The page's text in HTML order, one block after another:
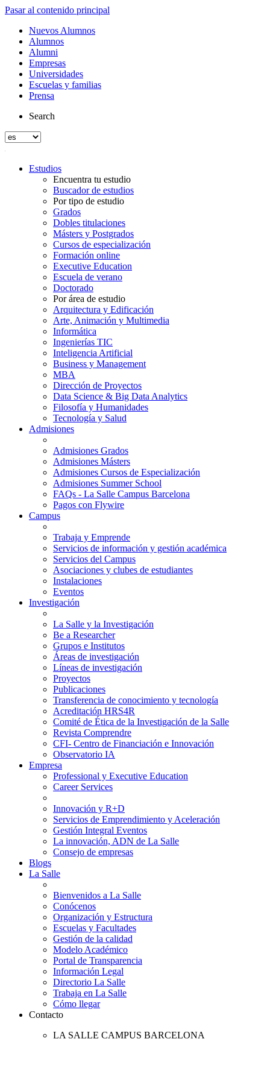
Pasar al contenido principal
Nuevos Alumnos
Alumnos
Alumni
Empresas
Universidades
Escuelas y familias
Prensa
Search
Estudios
Encuentra tu estudio
Buscador de estudios
Por tipo de estudio
Grados
Dobles titulaciones
Másters y Postgrados
Cursos de especialización
Formación online
Executive Education
Escuela de verano
Doctorado
Por área de estudio
Arquitectura y Edificación
Arte, Animación y Multimedia
Informática
Ingenierías TIC
Inteligencia Artificial
Business y Management
MBA
Dirección de Proyectos
Data Science & Big Data Analytics
Filosofía y Humanidades
Tecnología y Salud
Admisiones
Admisiones Grados
Admisiones Másters
Admisiones Cursos de Especialización
Admisiones Summer School
FAQs - La Salle Campus Barcelona
Pagos con Flywire
Campus
Trabaja y Emprende
Servicios de información y gestión académica
Servicios del Campus
Asociaciones y clubes de estudiantes
Instalaciones
Eventos
Investigación
La Salle y la Investigación
Be a Researcher
Grupos e Institutos
Áreas de investigación
Líneas de investigación
Proyectos
Publicaciones
Transferencia de conocimiento y tecnología
Acreditación HRS4R
Comité de Ética de la Investigación de la Salle
Revista Comprendre
CFI- Centro de Financiación e Innovación
Observatorio IA
Empresa
Professional y Executive Education
Career Services
Innovación y R+D
Servicios de Emprendimiento y Aceleración
Gestión Integral Eventos
La innovación, ADN de La Salle
Consejo de empresas
Blogs
La Salle
Bienvenidos a La Salle
Conócenos
Organización y Estructura
Escuelas y Facultades
Gestión de la calidad
Modelo Académico
Portal de Transparencia
Información Legal
Directorio La Salle
Trabaja en La Salle
Cómo llegar
Contacto
LA SALLE CAMPUS BARCELONA